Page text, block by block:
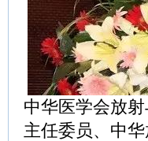
中华医学会放
主任委员、中